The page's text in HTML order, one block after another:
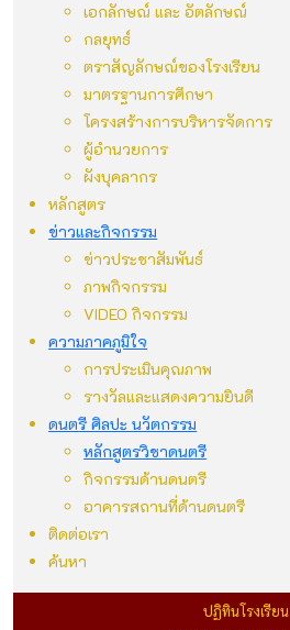
เอกลักษณ์ และ อัตลักษณ์
กลยุทธ์
ตราสัญลักษณ์ของโรงเรียน
มาตรฐานการศึกษา
โครงสร้างการบริหารจัดการ
ผู้อำนวยการ
ผังบุคลากร
หลักสูตร
ข่าวและกิจกรรม
ข่าวประชาสัมพันธ์
ภาพกิจกรรม
VIDEO กิจกรรม
ความภาคภูมิใจ
การประเมินคุณภาพ
รางวัลและแสดงความยินดี
ดนตรี ศิลปะ นวัตกรรม
หลักสูตรวิชาดนตรี
กิจกรรมด้านดนตรี
อาคารสถานที่ด้านดนตรี
ติดต่อเรา
ค้นหา
ปฏิทินโรงเรียน